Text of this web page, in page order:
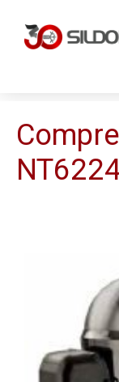
content